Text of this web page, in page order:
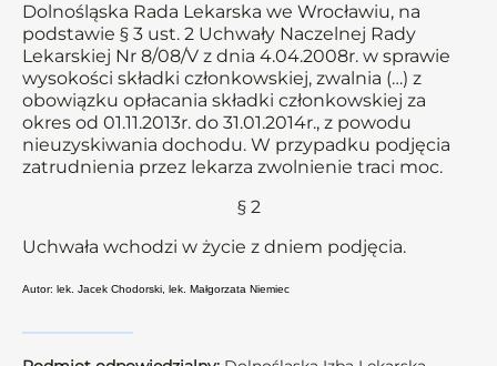
Dolnośląska Rada Lekarska we Wrocławiu, na
podstawie § 3 ust. 2 Uchwały Naczelnej Rady
Lekarskiej Nr 8/08/V z dnia 4.04.2008r. w sprawie
wysokości składki członkowskiej, zwalnia (…) z
obowiązku opłacania składki członkowskiej za
okres od 01.11.2013r. do 31.01.2014r., z powodu
nieuzyskiwania dochodu. W przypadku podjęcia
zatrudnienia przez lekarza zwolnienie traci moc.
§ 2
Uchwała wchodzi w życie z dniem podjęcia.
Autor: lek. Jacek Chodorski, lek. Małgorzata Niemiec